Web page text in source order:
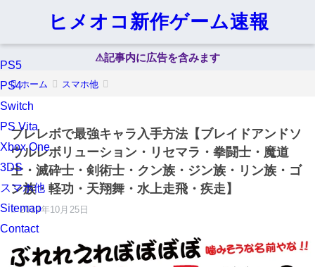
ヒメオコ新作ゲーム速報
PS5
PS4
Switch
PS Vita
Xbox One
3DS
スマホ他
Sitemap
Contact
⚠︎記事内に広告を含みます
ホーム スマホ他
ブレレボで最強キャラ入手方法【ブレイドアンドソ
ウルレボリューション・リセマラ・拳闘士・魔道
士・滅砕士・剣術士・クン族・ジン族・リン族・ゴ
ン族・軽功・天翔舞・水上走飛・疾走】
2019年10月25日